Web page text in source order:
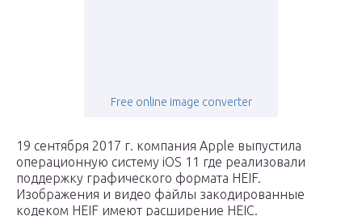
Free online image converter
19 сентября 2017 г. компания Apple выпустила
операционную систему iOS 11 где реализовали
поддержку графического формата HEIF.
Изображения и видео файлы закодированные
кодеком HEIF имеют расширение HEIC.